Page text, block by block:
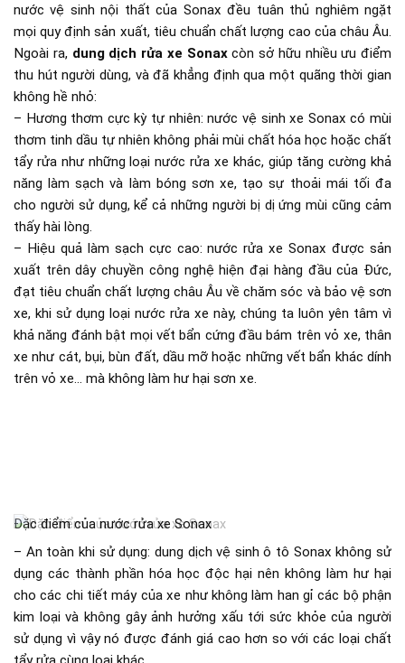
nước vệ sinh nội thất của Sonax đều tuân thủ nghiêm ngặt
mọi quy định sản xuất, tiêu chuẩn chất lượng cao của châu Âu.
Ngoài ra, dung dịch rửa xe Sonaxcòn sở hữu nhiều ưu điểm
thu hút người dùng, và đã khẳng định qua một quãng thời gian
không hề nhỏ:
– Hương thơm cực kỳ tự nhiên: nước vệ sinh xe Sonax có mùi
thơm tinh dầu tự nhiên không phải mùi chất hóa học hoặc chất
tẩy rửa như những loại nước rửa xe khác, giúp tăng cường khả
năng làm sạch và làm bóng sơn xe, tạo sự thoải mái tối đa
cho người sử dụng, kể cả những người bị dị ứng mùi cũng cảm
thấy hài lòng.
– Hiệu quả làm sạch cực cao: nước rửa xe Sonax được sản
xuất trên dây chuyền công nghệ hiện đại hàng đầu của Đức,
đạt tiêu chuẩn chất lượng châu Âu về chăm sóc và bảo vệ sơn
xe, khi sử dụng loại nước rửa xe này, chúng ta luôn yên tâm vì
khả năng đánh bật mọi vết bẩn cứng đầu bám trên vỏ xe, thân
xe như cát, bụi, bùn đất, dầu mỡ hoặc những vết bẩn khác dính
trên vỏ xe… mà không làm hư hại sơn xe.
Đặc điểm của nước rửa xe Sonax
– An toàn khi sử dụng: dung dịch vệ sinh ô tô Sonax không sử
dụng các thành phần hóa học độc hại nên không làm hư hại
cho các chi tiết máy của xe như không làm han gỉ các bộ phận
kim loại và không gây ảnh hưởng xấu tới sức khỏe của người
sử dụng vì vậy nó được đánh giá cao hơn so với các loại chất